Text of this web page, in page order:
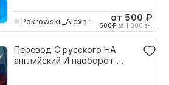
Pokrowskii_Alexander от 500 ₽
500₽ за 1 000 зн.
Перевод С русского НА
английский И наоборот-